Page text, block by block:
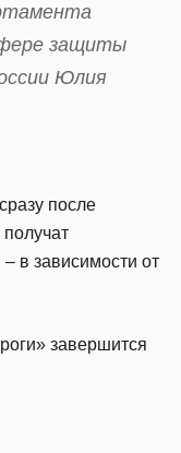
защиты
Юлия
после
в зависимости от
завершится